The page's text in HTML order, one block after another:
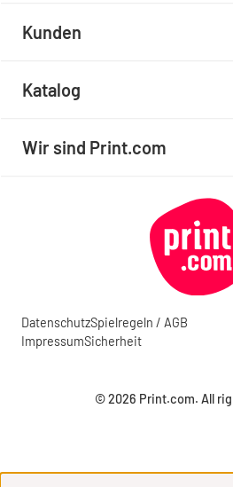
Kunden
Katalog
Wir sind Print.com
© 2026 Print.com. All
DatenschutzSpielregeln / AGB
ImpressumSicherheit